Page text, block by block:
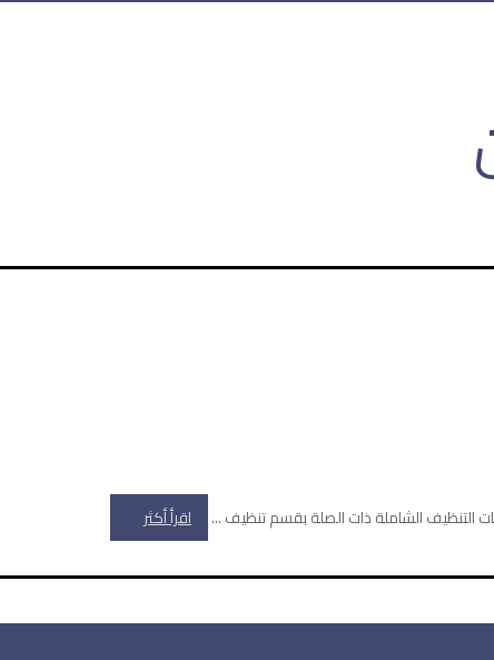
الشاملة ذات الصلة بقسم تنظيف ... اقرأ أكثر